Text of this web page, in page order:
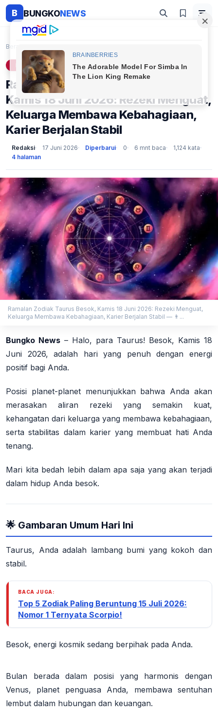
B BUNGKONEWS
Beranda
LIFESTYLE
Ramalan Zodiak Taurus Besok,
Kamis 18 Juni 2026: Rezeki Menguat,
Keluarga Membawa Kebahagiaan,
Karier Berjalan Stabil
Redaksi 17 Juni 2026 Diperbarui 0 6 mnt baca
1,124 kata
4 halaman
Ramalan Zodiak Taurus Besok, Kamis 18 Juni 2026: Rezeki Menguat,
Keluarga Membawa Kebahagiaan, Karier Berjalan Stabil — 👨...
Bungko News – Halo, para Taurus! Besok, Kamis 18
Juni 2026, adalah hari yang penuh dengan energi
positif bagi Anda.
Posisi planet-planet menunjukkan bahwa Anda akan
merasakan aliran rezeki yang semakin kuat,
kehangatan dari keluarga yang membawa kebahagiaan,
serta stabilitas dalam karier yang membuat hati Anda
tenang.
Mari kita bedah lebih dalam apa saja yang akan terjadi
dalam hidup Anda besok.
🌟 Gambaran Umum Hari Ini
Taurus, Anda adalah lambang bumi yang kokoh dan
stabil.
BACA JUGA:
Top 5 Zodiak Paling Beruntung 15 Juli 2026:
Nomor 1 Ternyata Scorpio!
Besok, energi kosmik sedang berpihak pada Anda.
Bulan berada dalam posisi yang harmonis dengan
Venus, planet penguasa Anda, membawa sentuhan
lembut dalam hubungan dan keuangan.